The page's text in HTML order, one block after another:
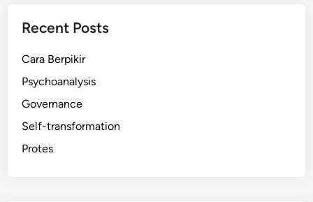
Recent Posts
Cara Berpikir
Psychoanalysis
Governance
Self-transformation
Protes